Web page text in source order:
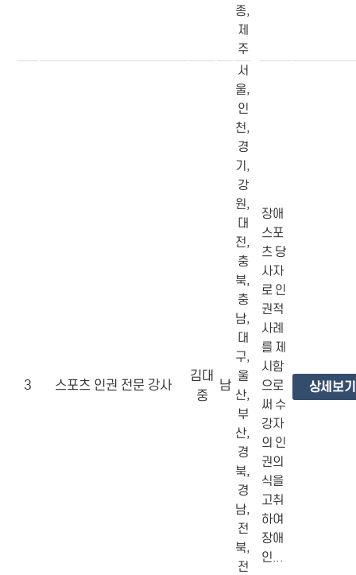
종,
제
주
3 스포츠 인권 전문 강사
김대
중
남
서
울,
인
천,
경
기,
강
원,
대
전,
충
북,
충
남,
대
구,
울
산,
부
산,
경
북,
경
남,
전
북,
전
장애
스포
츠 당
사자
로 인
권적
사례
를 제
시함
으로
써 수
강자
의 인
권의
식을
고취
하여
장애
인...
상세보기